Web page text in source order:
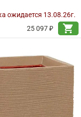
ожидается 13.08.26г.
25 097 ₽
shopping_cart